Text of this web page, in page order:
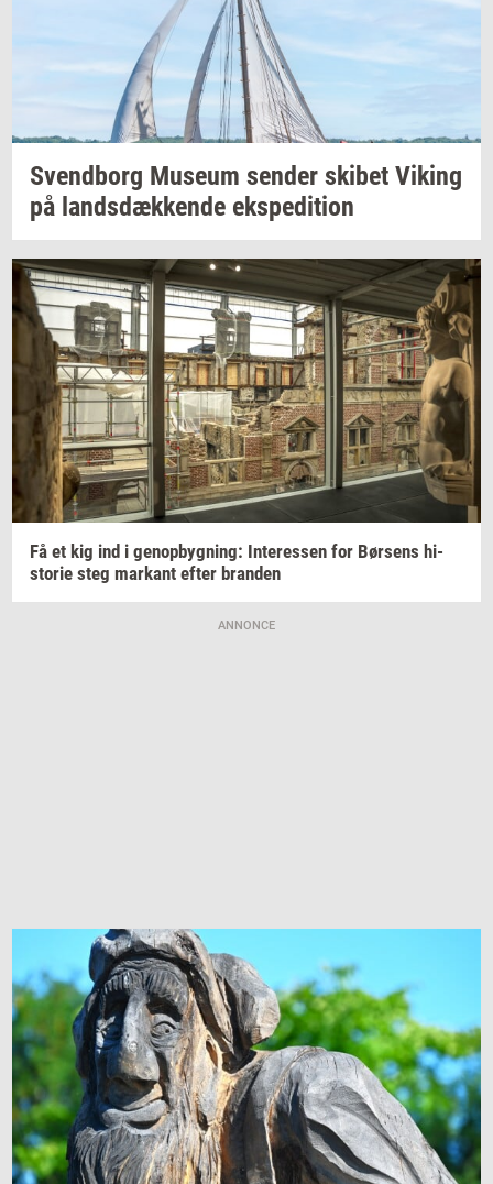
Svend­borg Mu­se­um sen­der ski­bet Viking
på lands­dæk­ken­de eks­pe­di­tion
Få et kig ind i genop­byg­ning: In­ter­es­sen for Bør­sens hi­
sto­rie steg mar­kant efter bran­den
ANNONCE